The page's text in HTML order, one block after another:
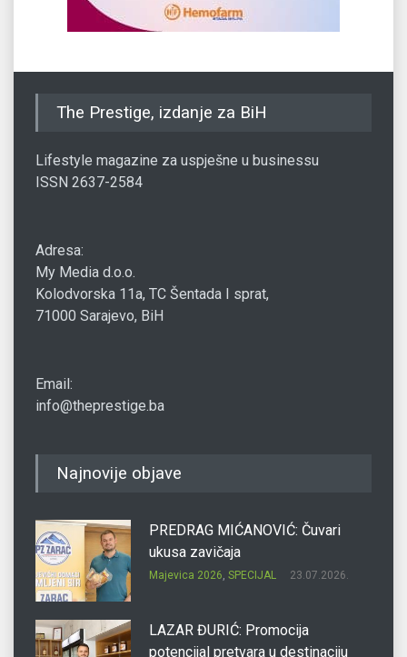
The Prestige, izdanje za BiH
Lifestyle magazine za uspješne u businessu
ISSN 2637-2584
Adresa:
My Media d.o.o.
Kolodvorska 11a, TC Šentada I sprat,
71000 Sarajevo, BiH
Email:
info@theprestige.ba
Najnovije objave
PREDRAG MIĆANOVIĆ: Čuvari
ukusa zavičaja
Majevica 2026, SPECIJAL 23.07.2026.
LAZAR ĐURIĆ: Promocija
potencijal pretvara u destinaciju